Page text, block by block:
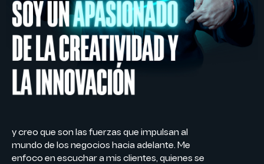
y creo que son las fuerzas que impulsan al
mundo de los negocios hacia adelante. Me
enfoco en escuchar a mis clientes, quienes se